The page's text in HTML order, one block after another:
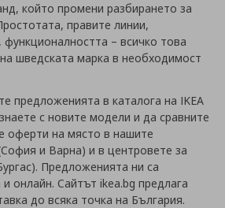
който промени разбирането за
правите линии,
функционалността – всичко това
шведската марка в необходимост
предложенията в каталога на IKEA
с новите модели и да сравните
оферти на място в нашите
и Варна) и в центровете за
Предложенията ни са
онлайн. Сайтът ikea.bg предлага
до всяка точка на България.